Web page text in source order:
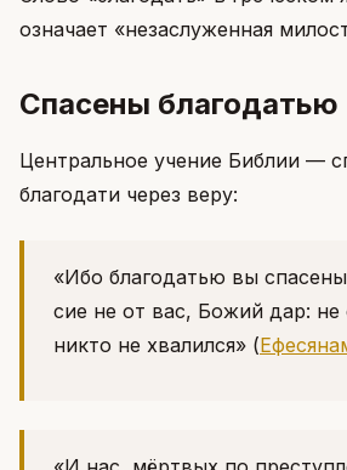
означает «незаслуженная
Спасены благодатью
Центральное учение Библии —
благодати через веру:
«Ибо благодатью вы
сие не от вас, Божий дар: не
никто не хвалился» (